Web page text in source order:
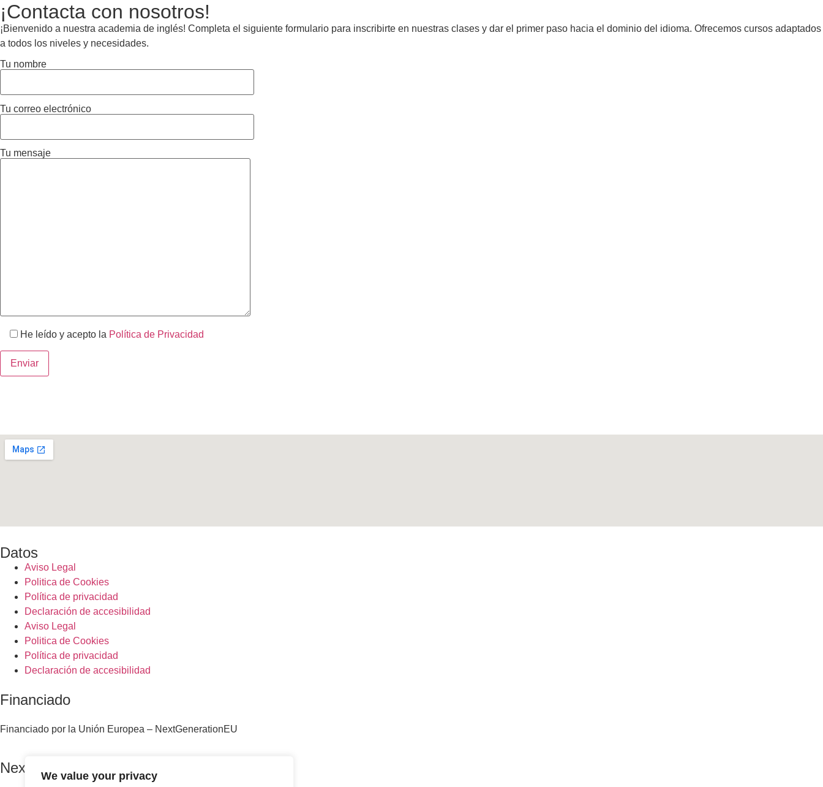
We value your privacy
¡Contacta con nosotros!
¡Bienvenido a nuestra academia de inglés! Completa el siguiente formulario para inscribirte en nuestras clases y dar el primer paso hacia el dominio del idioma. Ofrecemos cursos adaptados
a todos los niveles y necesidades.
Tu nombre
Tu correo electrónico
Tu mensaje
He leído y acepto la Política de Privacidad
Datos
Aviso Legal
Politica de Cookies
Política de privacidad
Declaración de accesibilidad
Aviso Legal
Politica de Cookies
Política de privacidad
Declaración de accesibilidad
Financiado
Financiado por la Unión Europea – NextGenerationEU
NextGenerationEU